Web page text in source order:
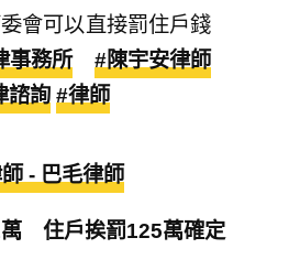
會可以直接罰住戶錢
事務所
#陳宇安律師
諮詢 #律師
- 巴毛律師
萬 住戶挨罰125萬確定